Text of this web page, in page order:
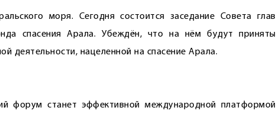
моря. Сегодня состоится заседание Совета глав
спасения Арала. Убеждён, что на нём будут приняты
деятельности, нацеленной на спасение Арала.
форум станет эффективной международной платформой